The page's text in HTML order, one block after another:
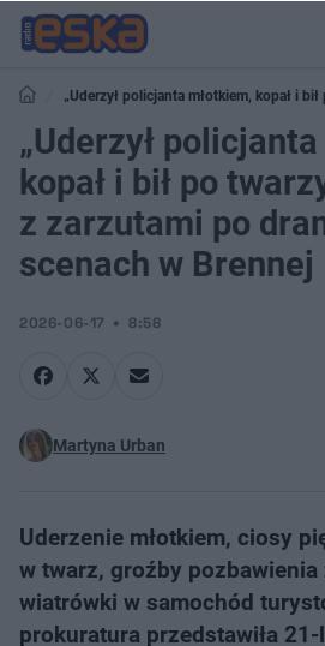
„Uderzył policjanta młotkiem, kopał i
po dramatycznych scenach w Brennej
„Uderzył
kopał i bił po
z zarzutami po
scenach w Brennej
2026-06-17 8:58
Martyna Urban
Uderzenie młotkiem, ciosy
w twarz, groźby pozbawienia
wiatrówki w samochód
prokuratura przedstawiła